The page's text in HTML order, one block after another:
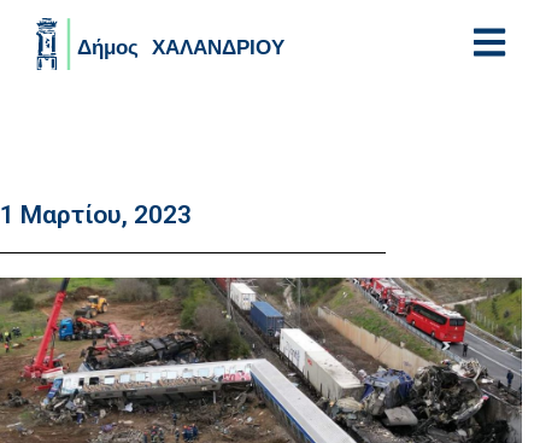
1 Μαρτίου, 2023